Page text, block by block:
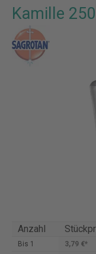
Kamille
Anzahl
Bis 1 3,79 €*